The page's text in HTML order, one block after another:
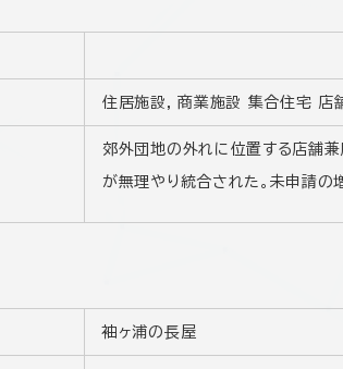
住居施設, 商業施設 集合住宅 店
郊外団地の外れに位置する店舗
が無理やり統合された。未申請の
袖ヶ浦の長屋